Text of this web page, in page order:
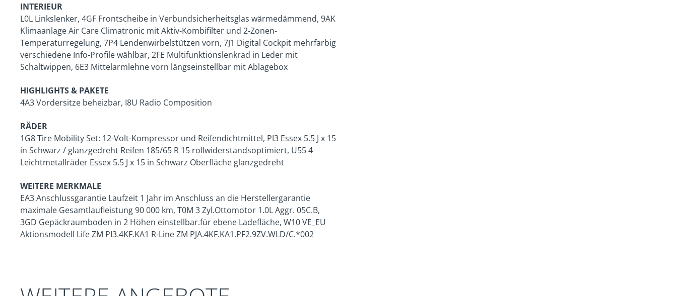
INTERIEUR
L0L Linkslenker, 4GF Frontscheibe in Verbundsicherheitsglas wärmedämmend, 9AK
Klimaanlage Air Care Climatronic mit Aktiv-Kombifilter und 2-Zonen-
Temperaturregelung, 7P4 Lendenwirbelstützen vorn, 7J1 Digital Cockpit mehrfarbig
verschiedene Info-Profile wählbar, 2FE Multifunktionslenkrad in Leder mit
Schaltwippen, 6E3 Mittelarmlehne vorn längseinstellbar mit Ablagebox
HIGHLIGHTS & PAKETE
4A3 Vordersitze beheizbar, I8U Radio Composition
RÄDER
1G8 Tire Mobility Set: 12-Volt-Kompressor und Reifendichtmittel, PI3 Essex 5.5 J x 15
in Schwarz / glanzgedreht Reifen 185/65 R 15 rollwiderstandsoptimiert, U55 4
Leichtmetallräder Essex 5.5 J x 15 in Schwarz Oberfläche glanzgedreht
WEITERE MERKMALE
EA3 Anschlussgarantie Laufzeit 1 Jahr im Anschluss an die Herstellergarantie
maximale Gesamtlaufleistung 90 000 km, T0M 3 Zyl.Ottomotor 1.0L Aggr. 05C.B,
3GD Gepäckraumboden in 2 Höhen einstellbar.für ebene Ladefläche, W10 VE_EU
Aktionsmodell Life ZM PI3.4KF.KA1 R-Line ZM PJA.4KF.KA1.PF2.9ZV.WLD/C.*002